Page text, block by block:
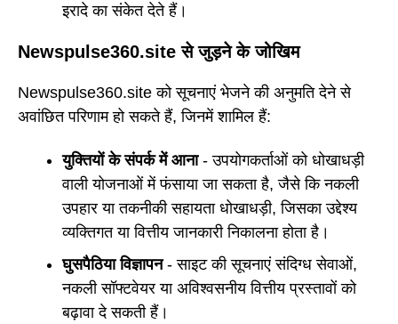
इरादे का संकेत देते हैं।
Newspulse360.site से जुड़ने के जोखिम
Newspulse360.site को सूचनाएं भेजने की अनुमति देने से
अवांछित परिणाम हो सकते हैं, जिनमें शामिल हैं:
युक्तियों के संपर्क में आना- उपयोगकर्ताओं को धोखाधड़ी
वाली योजनाओं में फंसाया जा सकता है, जैसे कि नकली
उपहार या तकनीकी सहायता धोखाधड़ी, जिसका उद्देश्य
व्यक्तिगत या वित्तीय जानकारी निकालना होता है।
घुसपैठिया विज्ञापन- साइट की सूचनाएं संदिग्ध सेवाओं,
नकली सॉफ्टवेयर या अविश्वसनीय वित्तीय प्रस्तावों को
बढ़ावा दे सकती हैं।